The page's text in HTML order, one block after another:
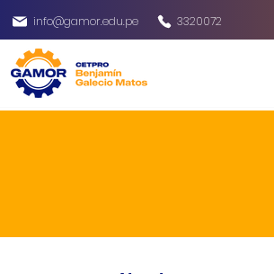
info@gamor.edu.pe 3320072